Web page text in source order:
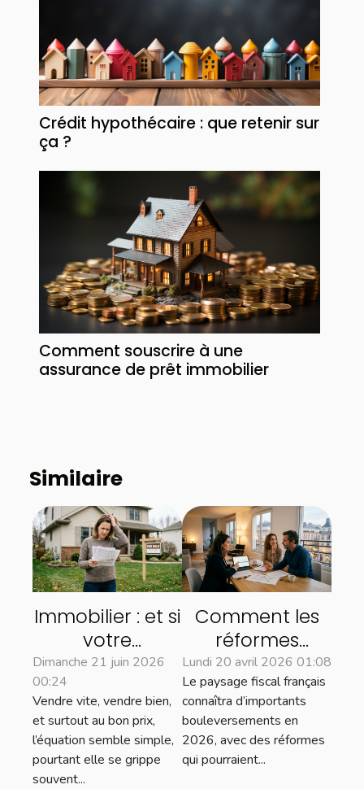
Crédit hypothécaire : que retenir sur
ça ?
Comment souscrire à une
assurance de prêt immobilier
Similaire
Immobilier : et si
votre
estimation
freinait la vente
de votre bien ?
Dimanche 21 juin 2026
00:24
Vendre vite, vendre bien,
et surtout au bon prix,
l’équation semble simple,
pourtant elle se grippe
souvent...
Comment les
réformes
fiscales de 2026
influenceront le
marché
immobilier ?
Lundi 20 avril 2026 01:08
Le paysage fiscal français
connaîtra d’importants
bouleversements en
2026, avec des réformes
qui pourraient...